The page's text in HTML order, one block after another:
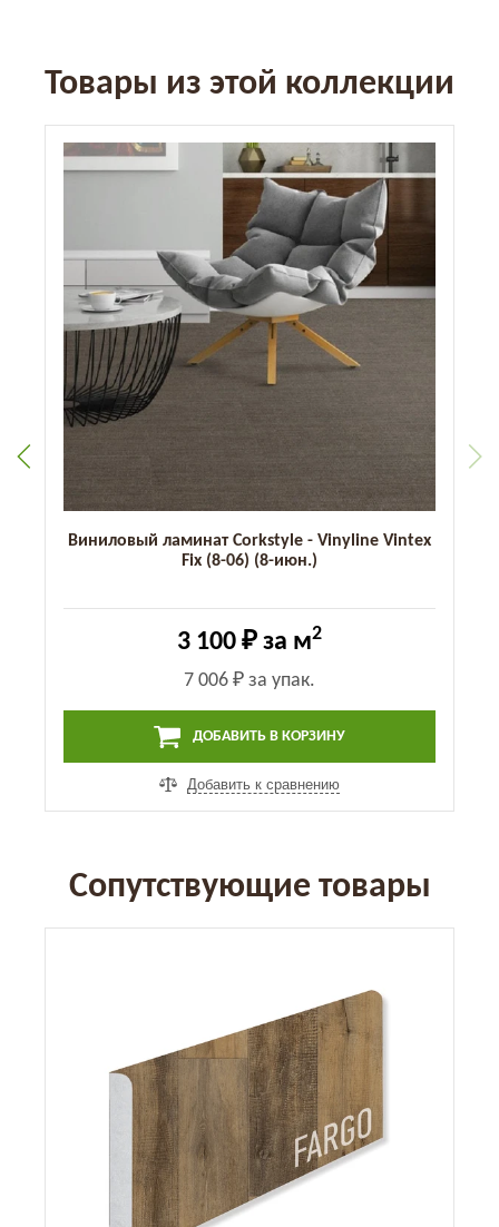
Товары из этой коллекции
Виниловый ламинат Corkstyle - Vinyline Vintex
Fix (8-06) (8-июн.)
3 100 ₽ за м2
7 006 ₽ за упак.
ДОБАВИТЬ В КОРЗИНУ
Добавить к сравнению
Сопутствующие товары